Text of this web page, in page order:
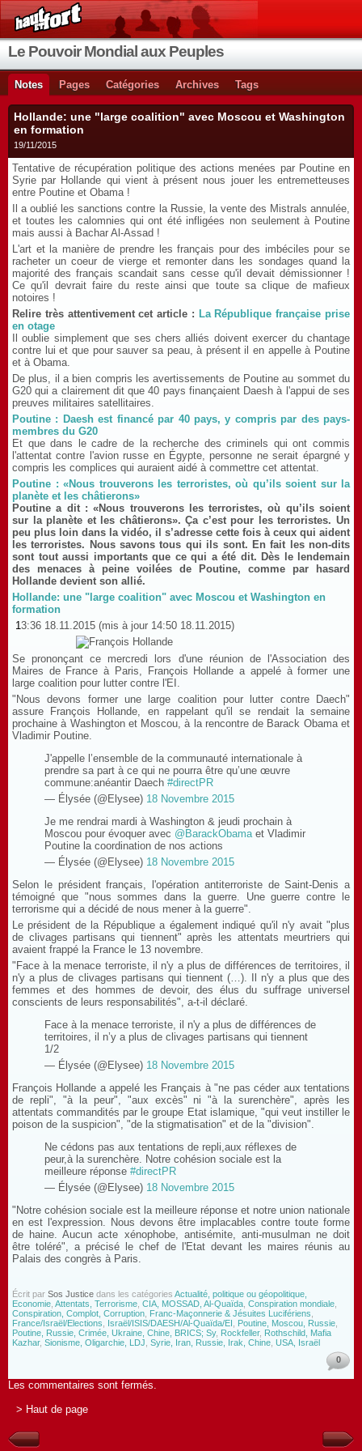
Le Pouvoir Mondial aux Peuples
Notes Pages Catégories Archives Tags
Hollande: une "large coalition" avec Moscou et Washington
en formation
19/11/2015
Tentative de récupération politique des actions menées par Poutine en
Syrie par Hollande qui vient à présent nous jouer les entremetteuses
entre Poutine et Obama !
Il a oublié les sanctions contre la Russie, la vente des Mistrals annulée,
et toutes les calomnies qui ont été infligées non seulement à Poutine
mais aussi à Bachar Al-Assad !
L'art et la manière de prendre les français pour des imbéciles pour se
racheter un coeur de vierge et remonter dans les sondages quand la
majorité des français scandait sans cesse qu'il devait démissionner !
Ce qu'il devrait faire du reste ainsi que toute sa clique de mafieux
notoires !
Relire très attentivement cet article : La République française prise
en otage
Il oublie simplement que ses chers alliés doivent exercer du chantage
contre lui et que pour sauver sa peau, à présent il en appelle à Poutine
et à Obama.
De plus, il a bien compris les avertissements de Poutine au sommet du
G20 qui a clairement dit que 40 pays finançaient Daesh à l'appui de ses
preuves militaires satellitaires.
Poutine : Daesh est financé par 40 pays, y compris par des pays-
membres du G20
Et que dans le cadre de la recherche des criminels qui ont commis
l'attentat contre l'avion russe en Égypte, personne ne serait épargné y
compris les complices qui auraient aidé à commettre cet attentat.
Poutine : «Nous trouverons les terroristes, où qu’ils soient sur la
planète et les châtierons»
Poutine a dit : «Nous trouverons les terroristes, où qu’ils soient
sur la planète et les châtierons». Ça c’est pour les terroristes. Un
peu plus loin dans la vidéo, il s’adresse cette fois à ceux qui aident
les terroristes. Nous savons tous qui ils sont. En fait les non-dits
sont tout aussi importants que ce qui a été dit. Dès le lendemain
des menaces à peine voilées de Poutine, comme par hasard
Hollande devient son allié.
Hollande: une "large coalition" avec Moscou et Washington en
formation
13:36 18.11.2015 (mis à jour 14:50 18.11.2015)
Se prononçant ce mercredi lors d'une réunion de l'Association des
Maires de France à Paris, François Hollande a appelé à former une
large coalition pour lutter contre l'EI.
"Nous devons former une large coalition pour lutter contre Daech"
assure François Hollande, en rappelant qu'il se rendait la semaine
prochaine à Washington et Moscou, à la rencontre de Barack Obama et
Vladimir Poutine.
J'appelle l’ensemble de la communauté internationale à
prendre sa part à ce qui ne pourra être qu’une œuvre
commune:anéantir Daech #directPR
— Élysée (@Elysee) 18 Novembre 2015
Je me rendrai mardi à Washington & jeudi prochain à
Moscou pour évoquer avec @BarackObamaet Vladimir
Poutine la coordination de nos actions
— Élysée (@Elysee) 18 Novembre 2015
Selon le président français, l'opération antiterroriste de Saint-Denis a
témoigné que "nous sommes dans la guerre. Une guerre contre le
terrorisme qui a décidé de nous mener à la guerre".
Le président de la République a également indiqué qu'il n'y avait "plus
de clivages partisans qui tiennent" après les attentats meurtriers qui
avaient frappé la France le 13 novembre.
"Face à la menace terroriste, il n'y a plus de différences de territoires, il
n'y a plus de clivages partisans qui tiennent (…). Il n'y a plus que des
femmes et des hommes de devoir, des élus du suffrage universel
conscients de leurs responsabilités", a-t-il déclaré.
Face à la menace terroriste, il n'y a plus de différences de
territoires, il n’y a plus de clivages partisans qui tiennent
1/2
— Élysée (@Elysee) 18 Novembre 2015
François Hollande a appelé les Français à "ne pas céder aux tentations
de repli", "à la peur", "aux excès" ni "à la surenchère", après les
attentats commandités par le groupe Etat islamique, "qui veut instiller le
poison de la suspicion", "de la stigmatisation" et de la "division".
Ne cédons pas aux tentations de repli,aux réflexes de
peur,à la surenchère. Notre cohésion sociale est la
meilleure réponse #directPR
— Élysée (@Elysee) 18 Novembre 2015
"Notre cohésion sociale est la meilleure réponse et notre union nationale
en est l'expression. Nous devons être implacables contre toute forme
de haine. Aucun acte xénophobe, antisémite, anti-musulman ne doit
être toléré", a précisé le chef de l'Etat devant les maires réunis au
Palais des congrès à Paris.
Écrit par Sos Justice dans les catégories Actualité, politique ou géopolitique,
Economie Attentats, Terrorisme CIA, MOSSAD, Al-Quaïda Conspiration mondiale
Conspiration, Complot, Corruption Franc-Maçonnerie & Jésuites Lucifériens
France/Israël/Elections
Israël/ISIS/DAESH/Al-Quaïda/EI Poutine, Moscou, Russie
Poutine, Russie, Crimée, Ukraine, Chine, BRICS; Sy, Rockfeller, Rothschild, Mafia
Kazhar, Sionisme, Oligarchie, LDJ Syrie, Iran, Russie, Irak, Chine USA, Israël
0
Les commentaires sont fermés.
> Haut de page